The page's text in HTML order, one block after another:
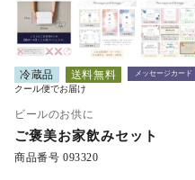
冷蔵品 送料無料 メッセージカード
クール便でお届け
ビールのお供に
ご褒美お家飲みセット
商品番号 093320